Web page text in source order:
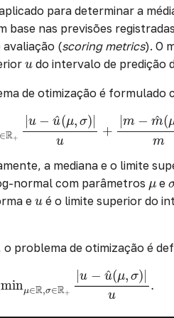
para determinar a
base nas previsões
(scoring metrics). O
u
u do intervalo de predição
de otimização é formulado
∈R+
u − ^
u(μ, σ)
u
+
m − ^
m(
m
R −u μ, + m ^
a mediana e o limite
normal com parâmetros μ
μ e
e u
u é o limite superior do
o problema de otimização é
μ∈R,σ∈R+
|u − ^
u(μ, σ)
u
.
R −u μ,